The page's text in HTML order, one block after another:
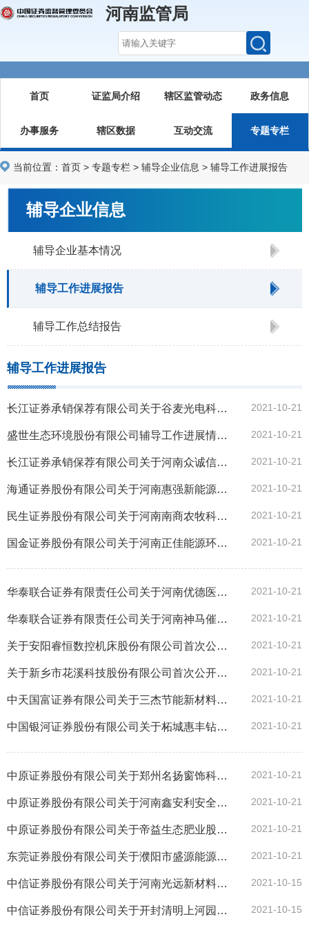
河南监管局
首页 证监局介绍 辖区监管动态 政务信息
办事服务 辖区数据 互动交流 专题专栏
当前位置： 首页 > 专题专栏 > 辅导企业信息 > 辅导工作进展报告
辅导企业信息
辅导企业基本情况
辅导工作进展报告
辅导工作总结报告
辅导工作进展报告
长江证券承销保荐有限公司关于谷麦光电科技股份有限公司的辅导工作进展报告（第四期） 2021-10-21
盛世生态环境股份有限公司辅导工作进展情况报告（第23期） 2021-10-21
长江证券承销保荐有限公司关于河南众诚信息科技股份有限公司的辅导工作进展报告（第三期） 2021-10-21
海通证券股份有限公司关于河南惠强新能源材料科技股份有限公司的辅导工作进展报告（第五期） 2021-10-21
民生证券股份有限公司关于河南南商农牧科技股份有限公司的辅导工作进展报告（第五期） 2021-10-21
国金证券股份有限公司关于河南正佳能源环保股份有限公司首次公开发行股票辅导工作进展报告（第八期) 2021-10-21
华泰联合证券有限责任公司关于河南优德医疗设备股份有限公司的辅导工作进展报告（第六期） 2021-10-21
华泰联合证券有限责任公司关于河南神马催化科技股份有限公司的辅导工作进展报告（第四期） 2021-10-21
关于安阳睿恒数控机床股份有限公司首次公开发行股票（存托凭证）并上市辅导工作进展情况报告（第一期） 2021-10-21
关于新乡市花溪科技股份有限公司首次公开发行股票（存托凭证）并上市辅导工作进展情况报告（第一期） 2021-10-21
中天国富证券有限公司关于三杰节能新材料股份有限公司的辅导工作进展报告（第五期） 2021-10-21
中国银河证券股份有限公司关于柘城惠丰钻石科技股份有限公司向不特定合格投资者公开发行股票并在精选层挂牌辅导工作进展报告（第一期） 2021-10-21
中原证券股份有限公司关于郑州名扬窗饰科技股份公司的辅导工作进展报告（第四期） 2021-10-21
中原证券股份有限公司关于河南鑫安利安全科技股份有限公司的辅导工作进展报告（第七期） 2021-10-21
中原证券股份有限公司关于帝益生态肥业股份公司的辅导工作进展报告（第二期） 2021-10-21
东莞证券股份有限公司关于濮阳市盛源能源科技股份有限公司的辅导工作进展报告（第六期） 2021-10-21
中信证券股份有限公司关于河南光远新材料股份有限公司的辅导工作进展报告（第二期） 2021-10-15
中信证券股份有限公司关于开封清明上河园股份有限公司的辅导工作进展报告（第五期） 2021-10-15